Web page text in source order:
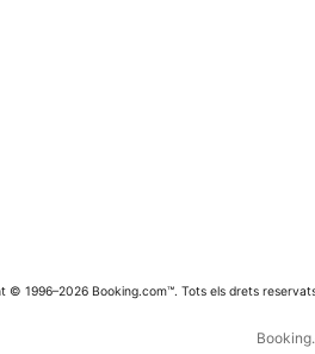
© 1996–2026 Booking.com™. Tots els drets